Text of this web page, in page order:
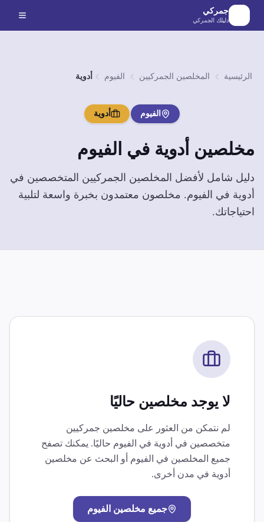
الانتقال إلى المحتوى الرئيسي
جمركي
دليلك الجمركي
الرئيسية المخلصين الجمركيين الفيوم أدوية
الفيوم أدوية
مخلصين أدوية في الفيوم
دليل شامل لأفضل المخلصين الجمركيين المتخصصين في
أدوية في الفيوم. مخلصون معتمدون بخبرة واسعة لتلبية
احتياجاتك.
لا يوجد مخلصين حاليًا
لم نتمكن من العثور على مخلصين جمركيين
متخصصين في أدوية في الفيوم حاليًا. يمكنك تصفح
جميع المخلصين في الفيوم أو البحث عن مخلصين
أدوية في مدن أخرى.
جميع مخلصين الفيوم